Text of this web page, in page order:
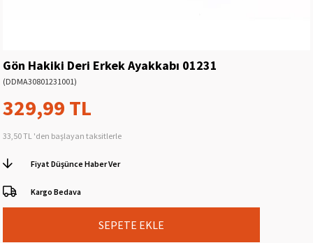
Gön Hakiki Deri Erkek Ayakkabı 01231
(DDMA30801231001)
329,99 TL
33,50 TL 'den başlayan taksitlerle
Fiyat Düşünce Haber Ver
Kargo Bedava